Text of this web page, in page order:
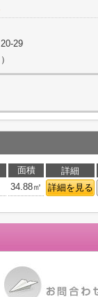
29
面積 詳細
34.88㎡ 詳細を見る